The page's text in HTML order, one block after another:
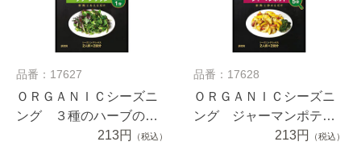
品番：17627
ＯＲＧＡＮＩＣシーズニ
ング ３種のハーブのグ
リーンサラダ ８ｇ
213円 （税込）
品番：17628
ＯＲＧＡＮＩＣシーズニ
ング ジャーマンポテ
ト ペッパー＆ガーリッ
213円 （税込）